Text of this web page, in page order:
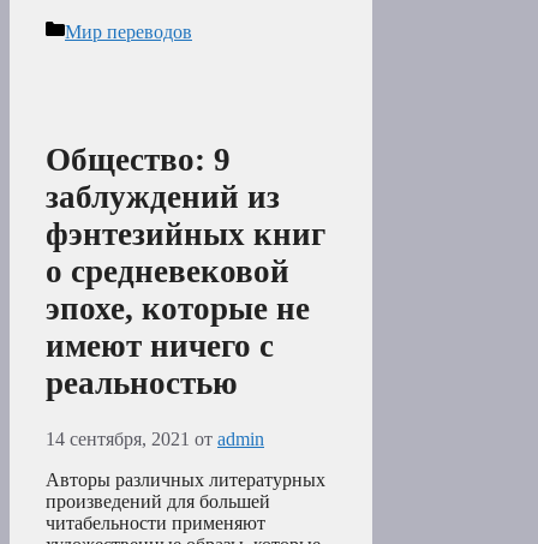
Рубрики
Мир переводов
Общество: 9
заблуждений из
фэнтезийных книг
о средневековой
эпохе, которые не
имеют ничего с
реальностью
14 сентября, 2021 от admin
Авторы различных литературных
произведений для большей
читабельности применяют